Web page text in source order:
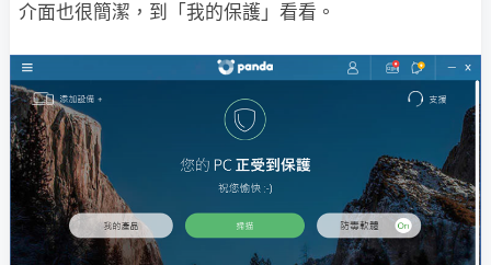
介面也很簡潔，到「我的保護」看看。